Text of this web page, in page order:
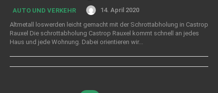
AUTO UND VERKEHR
14. April 2020
Altmetall loswerden leicht gemacht mit der Schrottabholung in Castrop
Rauxel Die schrottabholung Castrop Rauxel kommt schnell an jedes
Haus und jede Wohnung. Dabei orientieren wir...